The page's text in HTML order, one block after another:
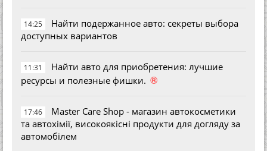
14:25
Найти подержанное авто: секреты выбора
доступных вариантов
11:31
Найти авто для приобретения: лучшие
ресурсы и полезные фишки. ®
17:46
Master Care Shop - магазин автокосметики
та автохімії, високоякісні продукти для догляду за
автомобілем